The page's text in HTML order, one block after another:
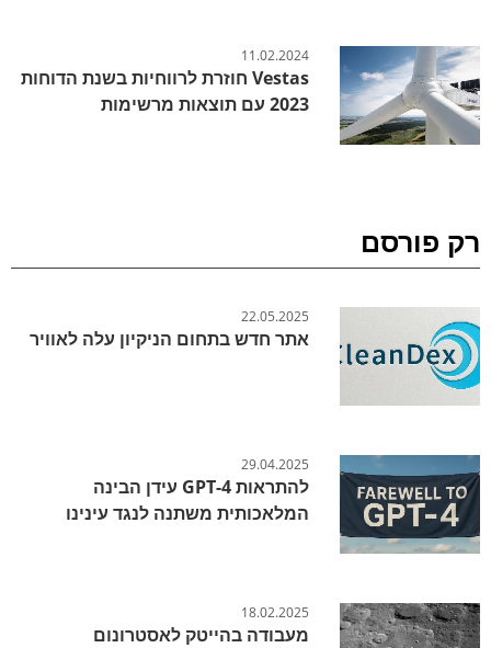
11.02.2024
Vestas חוזרת לרווחיות בשנת הדוחות
2023 עם תוצאות מרשימות
רק פורסם
22.05.2025
אתר חדש בתחום הניקיון עלה לאוויר
29.04.2025
להתראות GPT-4 עידן הבינה
המלאכותית משתנה לנגד עינינו
18.02.2025
מעבודה בהייטק לאסטרונום